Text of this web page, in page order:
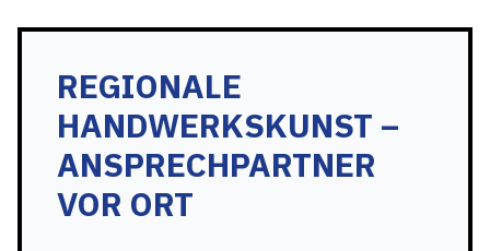
REGIONALE
HANDWERKSKUNST –
ANSPRECHPARTNER
VOR ORT